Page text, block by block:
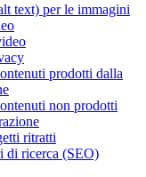
text) per le immagini
prodotti dalla
non prodotti
ritratti
di ricerca (SEO)